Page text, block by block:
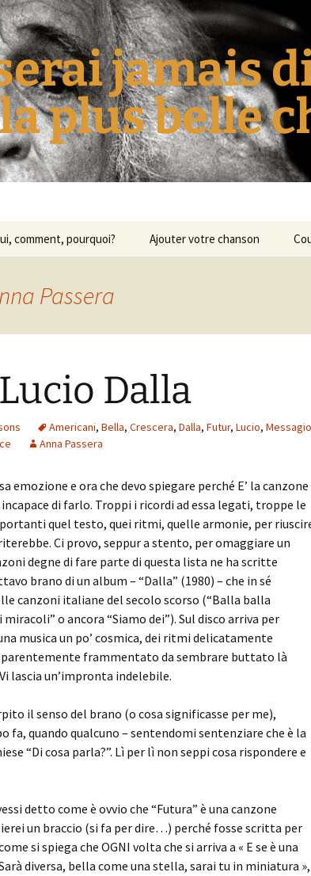
jamais
plus belle
comment, pourquoi? Ajouter votre chanson
Passera
Dalla
Americani, Bella, Crescera, Dalla, Futur, Lucio, Messagio
Anna Passera
emozione e ora che devo spiegare perché E’ la canzone
di farlo. Troppi i ricordi ad essa legati, troppe le
quel testo, quei ritmi, quelle armonie, per
Ci provo, seppur a stento, per omaggiare un
degne di fare parte di questa lista ne ha scritte
brano di un album – “Dalla” (1980) – che in sé
canzoni italiane del secolo scorso (“Balla balla
miracoli” o ancora “Siamo dei”). Sul disco arriva per
musica un po’ cosmica, dei ritmi delicatamente
frammentato da sembrare buttato là
lascia un’impronta indelebile.
il senso del brano (o cosa significasse per me),
fa, quando qualcuno – sentendomi sentenziare che è la
“Di cosa parla?”. Lì per lì non seppi cosa rispondere e
detto come è ovvio che “Futura” è una canzone
un braccio (si fa per dire…) perché fosse scritta per
si spiega che OGNI volta che si arriva a « E se è una
diversa, bella come una stella, sarai tu in miniatura »,